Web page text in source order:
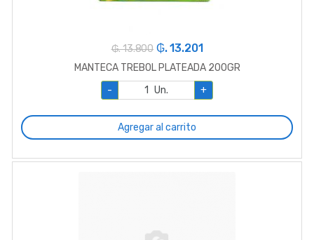
₲. 13.800 ₲. 13.201
MANTECA TREBOL PLATEADA 200GR
-
Un. +
Agregar al carrito